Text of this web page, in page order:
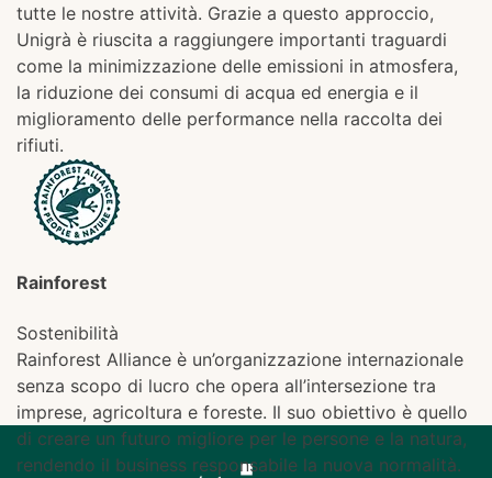
tutte le nostre attività. Grazie a questo approccio,
Unigrà è riuscita a raggiungere importanti traguardi
come la minimizzazione delle emissioni in atmosfera,
la riduzione dei consumi di acqua ed energia e il
miglioramento delle performance nella raccolta dei
rifiuti.
Rainforest
Sostenibilità
Rainforest Alliance è un’organizzazione internazionale
senza scopo di lucro che opera all’intersezione tra
imprese, agricoltura e foreste. Il suo obiettivo è quello
di creare un futuro migliore per le persone e la natura,
rendendo il business responsabile la nuova normalità.